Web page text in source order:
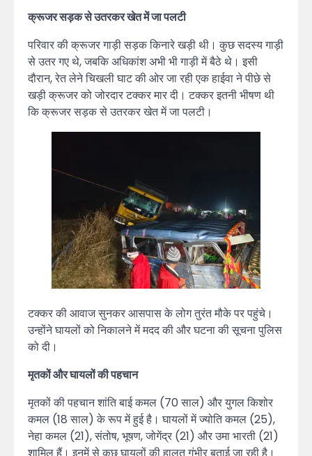
क्रूजर सड़क से उतरकर खेत में जा पलटी
परिवार की क्रूजर गाड़ी सड़क किनारे खड़ी थी। कुछ सदस्य गाड़ी
से उतर गए थे, जबकि अधिकांश अभी भी गाड़ी में बैठे थे। इसी
दौरान, रेत लेने चिखली घाट की ओर जा रही एक हाईवा ने पीछे से
खड़ी क्रूजर को जोरदार टक्कर मार दी। टक्कर इतनी भीषण थी
कि क्रूजर सड़क से उतरकर खेत में जा पलटी।
टक्कर की आवाज सुनकर आसपास के लोग तुरंत मौके पर पहुंचे।
उन्होंने घायलों को निकालने में मदद की और घटना की सूचना पुलिस
को दी।
मृतकों और घायलों की पहचान
मृतकों की पहचान शांति बाई कमल (70 साल) और युगल किशोर
कमल (18 साल) के रूप में हुई है। घायलों में ज्योति कमल (25),
नेहा कमल (21), संतोष, भूषण, जोगेंद्र (21) और उमा भारती (21)